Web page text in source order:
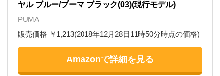
ヤル ブルー/プーマ ブラック(03)(現行モデル)
PUMA
販売価格 ￥1,213(2018年12月28日11時50分時点の価格)
Amazonで詳細を見る